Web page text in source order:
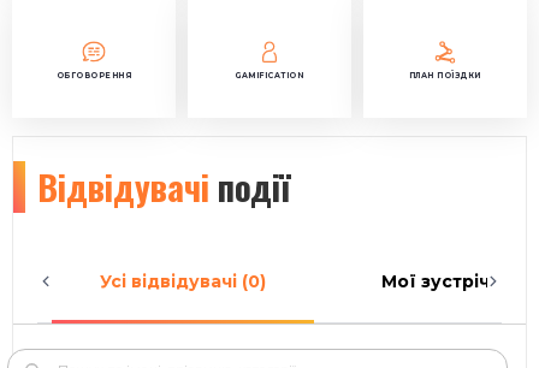
ОБГОВОРЕННЯ GAMIFICATION ПЛАН ПОЇЗДКИ
Відвідувачі події
Усі відвідувачі (0) Мої зустрічі (0)